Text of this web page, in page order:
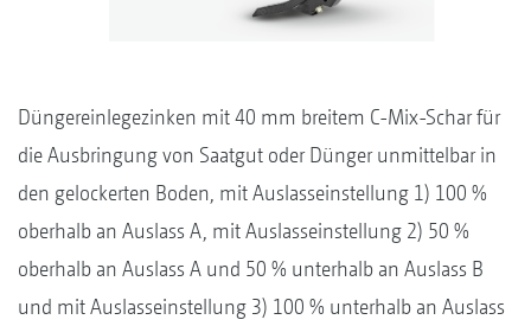
Düngereinlegezinken mit 40 mm breitem C-Mix-Schar für
die Ausbringung von Saatgut oder Dünger unmittelbar in
den gelockerten Boden, mit Auslasseinstellung 1) 100 %
oberhalb an Auslass A, mit Auslasseinstellung 2) 50 %
oberhalb an Auslass A und 50 % unterhalb an Auslass B
und mit Auslasseinstellung 3) 100 % unterhalb an Auslass